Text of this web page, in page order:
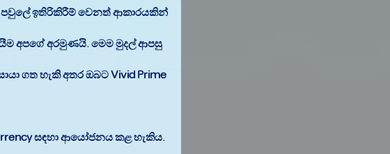
පවුලේ ඉතිරිකිරීම් වෙනත් ආකාරයකින්
අපගේ අරමුණයි. මෙම මුදල් ආපසු
ගත හැකි අතර ඔබට Vivid Prime
සඳහා ආයෝජනය කළ හැකිය.